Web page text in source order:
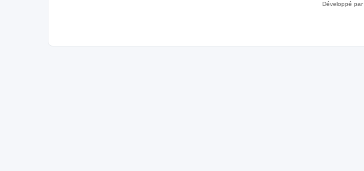
Développé par